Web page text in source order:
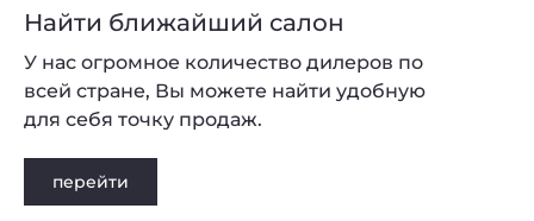
Найти ближайший салон
перейти
У нас огромное количество дилеров по
всей стране, Вы можете найти удобную
для себя точку продаж.